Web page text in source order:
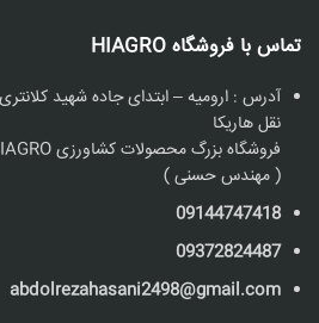
تماس با فروشگاه HIAGRO
آدرس : ارومیه – ابتدای جاده شهید
نقل هاریکا
فروشگاه بزرگ محصولات کشاورزی HIAGRO – کدپستی : 5736187211
( مهندس حسنی )
09144747418
09372824487
abdolrezahasani2498@gmail.com